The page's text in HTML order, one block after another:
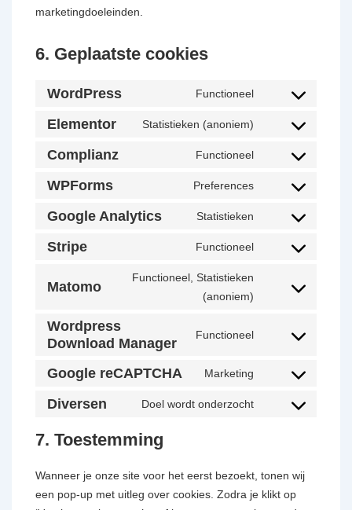
marketingdoeleinden.
6. Geplaatste cookies
WordPress Functioneel
Elementor Statistieken (anoniem)
Complianz Functioneel
WPForms Preferences
Google Analytics Statistieken
Stripe Functioneel
Matomo
Functioneel, Statistieken
(anoniem)
Wordpress
Download Manager
Functioneel
Google reCAPTCHA Marketing
Diversen Doel wordt onderzocht
7. Toestemming
Wanneer je onze site voor het eerst bezoekt, tonen wij
een pop-up met uitleg over cookies. Zodra je klikt op